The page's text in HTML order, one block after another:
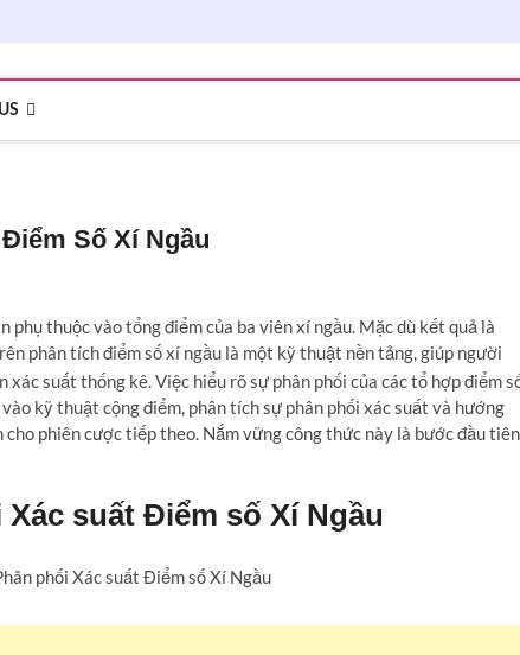
Số Xí Ngầu
phụ thuộc vào tổng điểm của ba viên xí ngầu. Mặc dù kết quả là
phân tích điểm số xí ngầu là một kỹ thuật nền tảng, giúp người
suất thống kê. Việc hiểu rõ sự phân phối của các tổ hợp điểm
kỹ thuật cộng điểm, phân tích sự phân phối xác suất và hướng
phiên cược tiếp theo. Nắm vững công thức này là bước đầu tiên
suất Điểm số Xí Ngầu